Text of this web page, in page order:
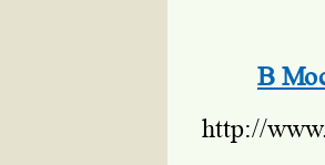
В
http://